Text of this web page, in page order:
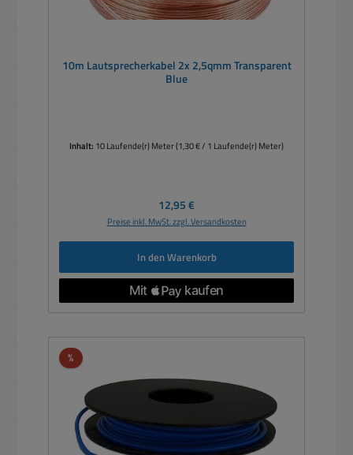
10m Lautsprecherkabel 2x 2,5qmm Transparent
Blue
Inhalt: 10 Laufende(r) Meter(1,30 € / 1 Laufende(r) Meter)
Regulärer Preis:
12,95 €
Preise inkl. MwSt. zzgl. Versandkosten
In den Warenkorb
%Rabatt